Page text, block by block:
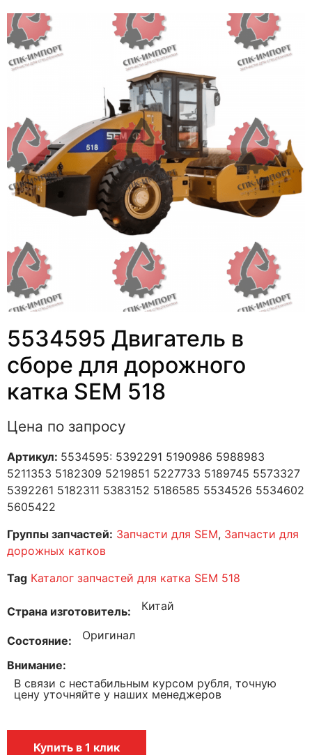
5534595 Двигатель в
сборе для дорожного
катка SEM 518
Цена по запросу
Артикул: 5534595: 5392291 5190986 5988983
5211353 5182309 5219851 5227733 5189745 5573327
5392261 5182311 5383152 5186585 5534526 5534602
5605422
Группы запчастей: Запчасти для SEM, Запчасти для
дорожных катков
Tag Каталог запчастей для катка SEM 518
Страна изготовитель Китай
Состояние Оригинал
Внимание
В связи с нестабильным курсом рубля, точную
цену уточняйте у наших менеджеров
Купить в 1 клик